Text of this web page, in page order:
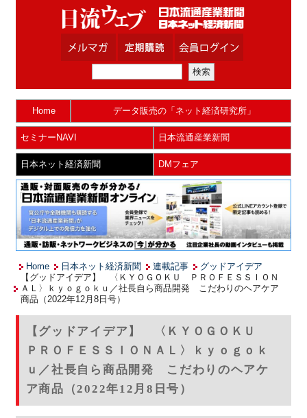
Home データ販売の「ネット経済研究所」
セミナーNAVI 日本流通産業新聞
日本ネット経済新聞 DMフェア
Home 日本ネット経済新聞 連載記事
グッドアイデア
【グッドアイデア】 〈ＫＹＯＧＯＫＵ ＰＲＯＦＥＳＳＩＯＮ
ＡＬ〉ｋｙｏｇｏｋｕ／社長自ら商品開発 こだわりのヘアケア
商品（2022年12月8日号）
【グッドアイデア】 〈ＫＹＯＧＯＫＵ
ＰＲＯＦＥＳＳＩＯＮＡＬ〉ｋｙｏｇｏｋ
ｕ／社長自ら商品開発 こだわりのヘアケ
ア商品（2022年12月8日号）